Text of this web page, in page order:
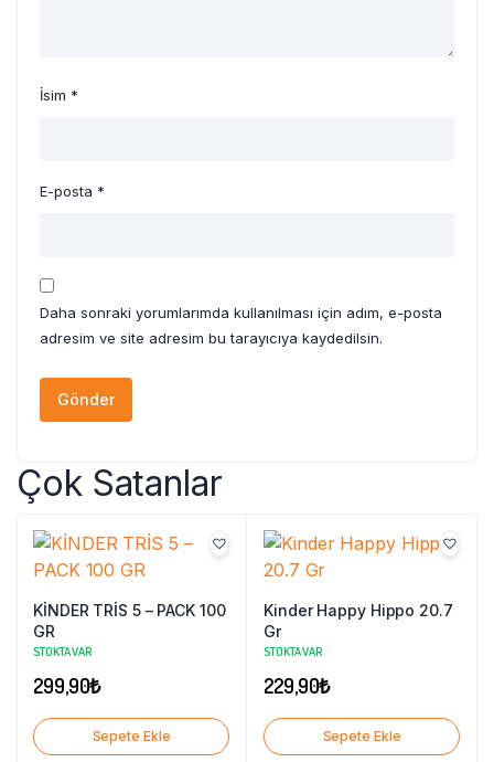
İsim *
E-posta *
Daha sonraki yorumlarımda kullanılması için adım, e-posta
adresim ve site adresim bu tarayıcıya kaydedilsin.
Çok Satanlar
KİNDER TRİS 5 – PACK 100
GR
STOKTA VAR
299,90₺
Sepete Ekle
Kinder Happy Hippo 20.7
Gr
STOKTA VAR
229,90₺
Sepete Ekle